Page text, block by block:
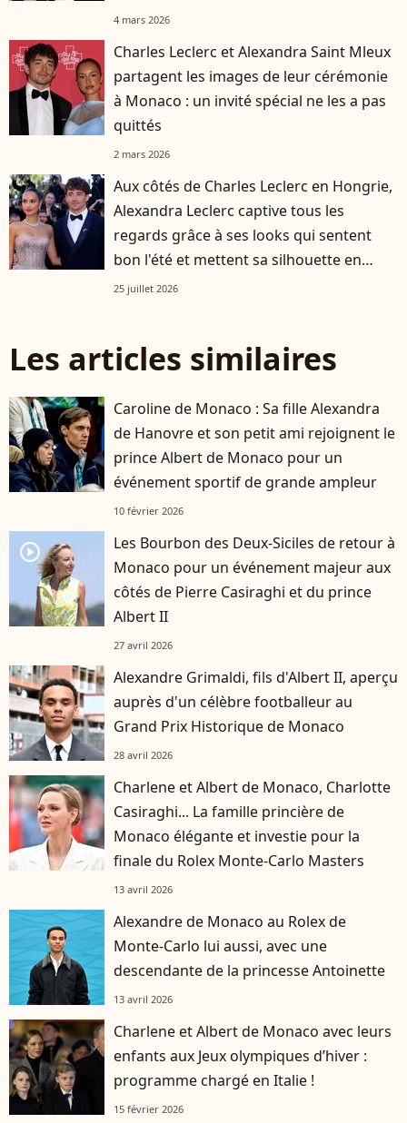
4 mars 2026
Charles Leclerc et Alexandra Saint Mleux
partagent les images de leur cérémonie
à Monaco : un invité spécial ne les a pas
quittés
2 mars 2026
Aux côtés de Charles Leclerc en Hongrie,
Alexandra Leclerc captive tous les
regards grâce à ses looks qui sentent
bon l'été et mettent sa silhouette en
valeur
25 juillet 2026
Les articles similaires
Caroline de Monaco : Sa fille Alexandra
de Hanovre et son petit ami rejoignent le
prince Albert de Monaco pour un
événement sportif de grande ampleur
10 février 2026
player2
Les Bourbon des Deux-Siciles de retour à
Monaco pour un événement majeur aux
côtés de Pierre Casiraghi et du prince
Albert II
27 avril 2026
Alexandre Grimaldi, fils d'Albert II, aperçu
auprès d'un célèbre footballeur au
Grand Prix Historique de Monaco
28 avril 2026
Charlene et Albert de Monaco, Charlotte
Casiraghi... La famille princière de
Monaco élégante et investie pour la
finale du Rolex Monte-Carlo Masters
13 avril 2026
Alexandre de Monaco au Rolex de
Monte-Carlo lui aussi, avec une
descendante de la princesse Antoinette
13 avril 2026
Charlene et Albert de Monaco avec leurs
enfants aux Jeux olympiques d’hiver :
programme chargé en Italie !
15 février 2026